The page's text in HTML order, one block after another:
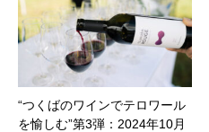
“つくばのワインでテロワール
を愉しむ”第3弾：2024年10月